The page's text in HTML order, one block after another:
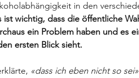
in den
ist wichtig, dass die öffentliche
ein Problem haben und es
ersten Blick sieht.
«dass ich eben nicht so